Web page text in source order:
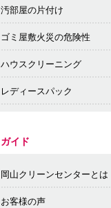
汚部屋の片付け
ゴミ屋敷火災の危険性
ハウスクリーニング
レディースパック
ガイド
岡山クリーンセンターとは
お客様の声